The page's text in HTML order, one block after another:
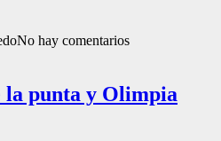
No hay comentarios
punta y Olimpia